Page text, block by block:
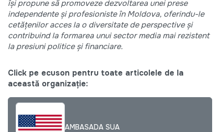
își propune să promoveze dezvoltarea unei prese
independente și profesioniste în Moldova, oferindu-le
cetăţenilor acces la o diversitate de perspective și
contribuind la formarea unui sector media mai rezistent
la presiuni politice și financiare.
Click pe ecuson pentru toate articolele de la
această organizație:
AMBASADA SUA